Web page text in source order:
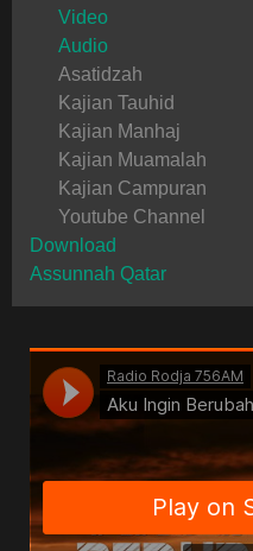
Video
Audio
Asatidzah
Kajian Tauhid
Kajian Manhaj
Kajian Muamalah
Kajian Campuran
Youtube Channel
Download
Assunnah Qatar